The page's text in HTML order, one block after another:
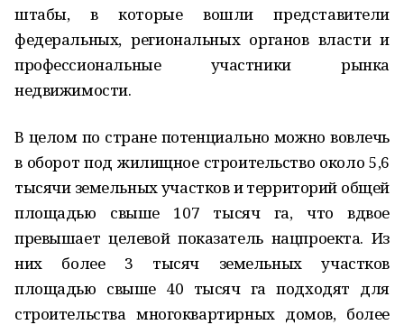
штабы, в которые вошли представители
федеральных, региональных органов власти и
профессиональные участники рынка
недвижимости.
В целом по стране потенциально можно вовлечь
в оборот под жилищное строительство около 5,6
тысячи земельных участков и территорий общей
площадью свыше 107 тысяч га, что вдвое
превышает целевой показатель нацпроекта. Из
них более 3 тысяч земельных участков
площадью свыше 40 тысяч га подходят для
строительства многоквартирных домов, более